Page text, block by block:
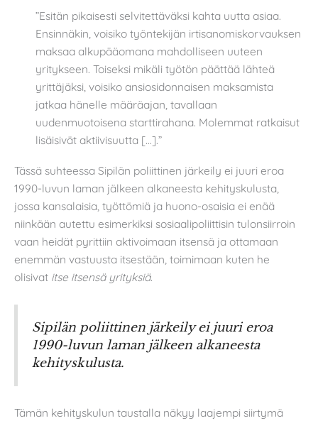
”Esitän pikaisesti selvitettäväksi kahta uutta asiaa.
Ensinnäkin, voisiko työntekijän irtisanomiskorvauksen
maksaa alkupääomana mahdolliseen uuteen
yritykseen. Toiseksi mikäli työtön päättää lähteä
yrittäjäksi, voisiko ansiosidonnaisen maksamista
jatkaa hänelle määräajan, tavallaan
uudenmuotoisena starttirahana. Molemmat ratkaisut
lisäisivät aktiivisuutta […].”
Tässä suhteessa Sipilän poliittinen järkeily ei juuri eroa
1990-luvun laman jälkeen alkaneesta kehityskulusta,
jossa kansalaisia, työttömiä ja huono-osaisia ei enää
niinkään autettu esimerkiksi sosiaalipoliittisin tulonsiirroin
vaan heidät pyrittiin aktivoimaan itsensä ja ottamaan
enemmän vastuusta itsestään, toimimaan kuten he
olisivat itse itsensä yrityksiä.
Sipilän poliittinen järkeily ei juuri eroa
1990-luvun laman jälkeen alkaneesta
kehityskulusta.
Tämän kehityskulun taustalla näkyy laajempi siirtymä